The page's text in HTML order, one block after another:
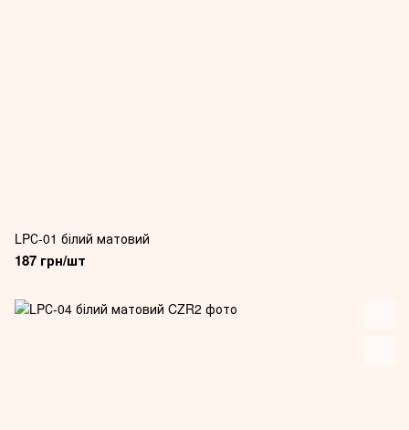
LPС-01 білий матовий
187 грн/шт